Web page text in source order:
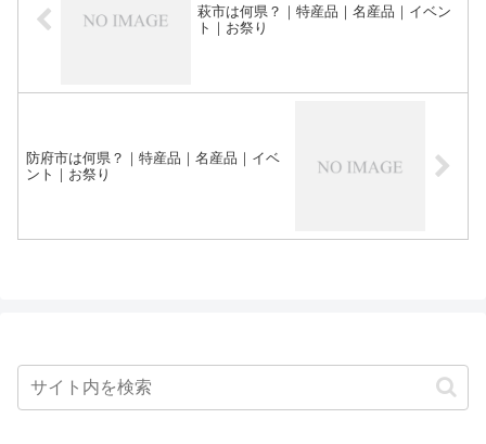
萩市は何県？｜特産品｜名産品｜イベン
ト｜お祭り
防府市は何県？｜特産品｜名産品｜イベ
ント｜お祭り